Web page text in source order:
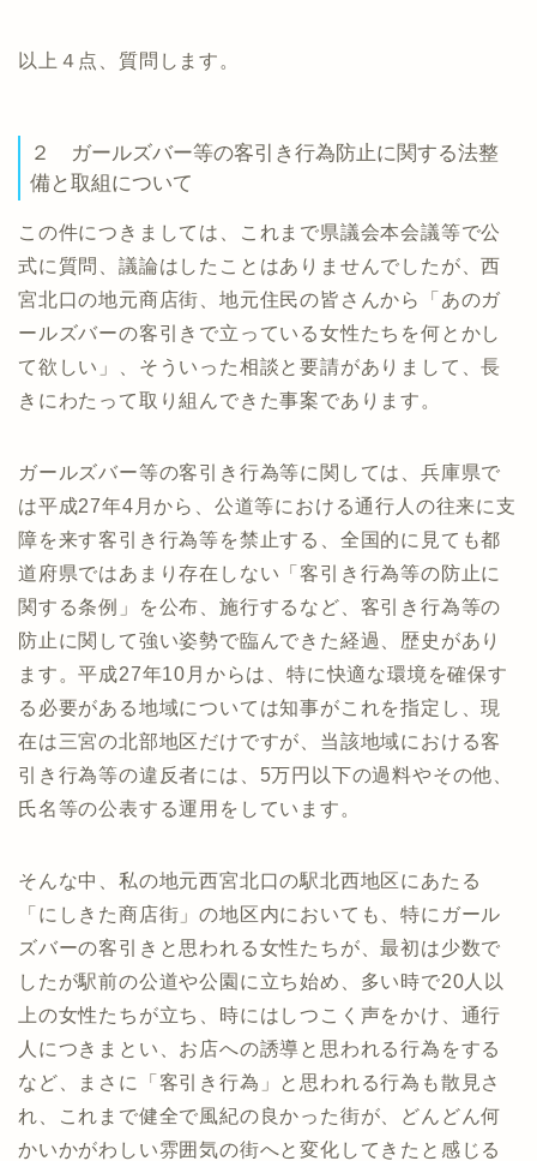
以上４点、質問します。
２ ガールズバー等の客引き行為防止に関する法整
備と取組について
この件につきましては、これまで県議会本会議等で公
式に質問、議論はしたことはありませんでしたが、西
宮北口の地元商店街、地元住民の皆さんから「あのガ
ールズバーの客引きで立っている女性たちを何とかし
て欲しい」、そういった相談と要請がありまして、長
きにわたって取り組んできた事案であります。
ガールズバー等の客引き行為等に関しては、兵庫県で
は平成27年4月から、公道等における通行人の往来に支
障を来す客引き行為等を禁止する、全国的に見ても都
道府県ではあまり存在しない「客引き行為等の防止に
関する条例」を公布、施行するなど、客引き行為等の
防止に関して強い姿勢で臨んできた経過、歴史があり
ます。平成27年10月からは、特に快適な環境を確保す
る必要がある地域については知事がこれを指定し、現
在は三宮の北部地区だけですが、当該地域における客
引き行為等の違反者には、5万円以下の過料やその他、
氏名等の公表する運用をしています。
そんな中、私の地元西宮北口の駅北西地区にあたる
「にしきた商店街」の地区内においても、特にガール
ズバーの客引きと思われる女性たちが、最初は少数で
したが駅前の公道や公園に立ち始め、多い時で20人以
上の女性たちが立ち、時にはしつこく声をかけ、通行
人につきまとい、お店への誘導と思われる行為をする
など、まさに「客引き行為」と思われる行為も散見さ
れ、これまで健全で風紀の良かった街が、どんどん何
かいかがわしい雰囲気の街へと変化してきたと感じる